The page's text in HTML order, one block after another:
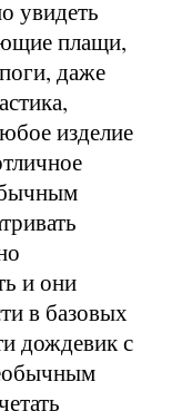
увидеть
плащи,
даже
изделие
и они
в базовых
дождевик с